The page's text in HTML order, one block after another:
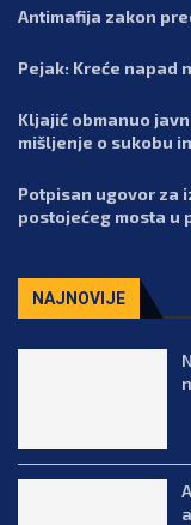
Antimafija zakon
Pejak: Kreće napad
Kljajić obmanuo
mišljenje o sukobu
Potpisan ugovor za
postojećeg mosta u
NAJNOVIJE